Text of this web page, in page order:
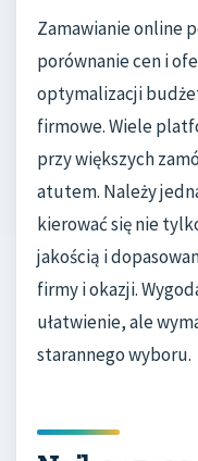
Zamawianie online
porównanie cen i
optymalizacji
firmowe. Wiele
przy większych
atutem. Należy
kierować się nie
jakością i
firmy i okazji.
ułatwienie, ale
starannego wyboru.